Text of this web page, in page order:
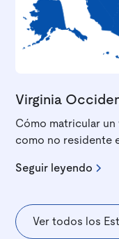
Virginia
Cómo matricular
como no residente
Seguir leyendo
Ver todos los